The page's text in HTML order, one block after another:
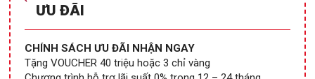
ƯU ĐÃI
CHÍNH SÁCH ƯU ĐÃI NHẬN NGAY
Tặng VOUCHER 40 triệu hoặc 3 chỉ vàng